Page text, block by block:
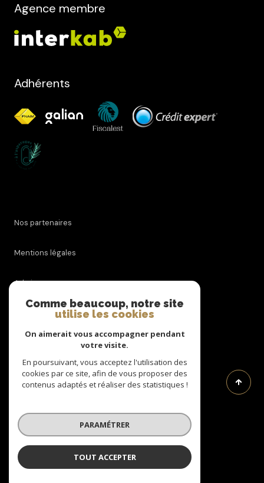
Agence membre
Adhérents
Nos partenaires
Mentions légales
Admin
Nos honoraires
Cookies
© 2026 | Tous droits réservés
Réalisé par
Comme beaucoup, notre site
utilise les cookies
On aimerait vous accompagner pendant
votre visite.
En poursuivant, vous acceptez l'utilisation des
cookies par ce site, afin de vous proposer des
contenus adaptés et réaliser des statistiques !
PARAMÉTRER
TOUT ACCEPTER